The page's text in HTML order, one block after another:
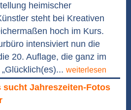
heimischer
steht bei Kreativen
hoch im Kurs.
intensiviert nun die
20. Auflage, die ganz im
weiterlesen
sucht Jahreszeiten-Fotos